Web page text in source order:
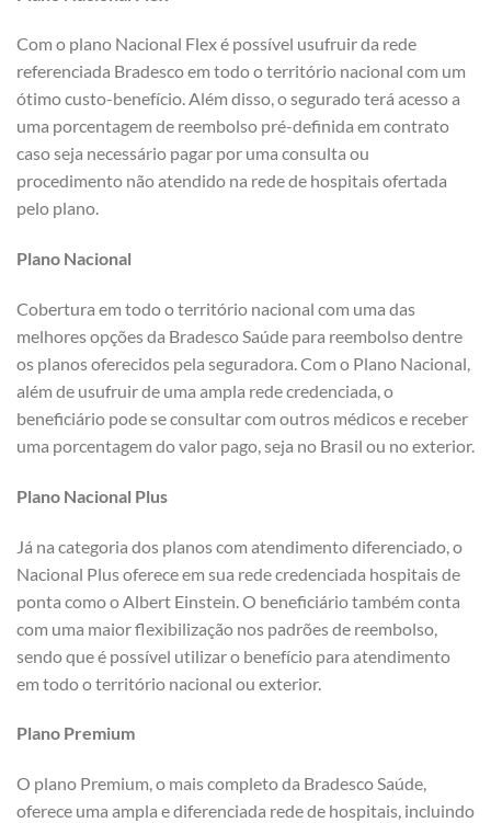
Com o plano Nacional Flex é possível usufruir da rede
referenciada Bradesco em todo o território nacional com um
ótimo custo-benefício. Além disso, o segurado terá acesso a
uma porcentagem de reembolso pré-definida em contrato
caso seja necessário pagar por uma consulta ou
procedimento não atendido na rede de hospitais ofertada
pelo plano.
Plano Nacional
Cobertura em todo o território nacional com uma das
melhores opções da Bradesco Saúde para reembolso dentre
os planos oferecidos pela seguradora. Com o Plano Nacional,
além de usufruir de uma ampla rede credenciada, o
beneficiário pode se consultar com outros médicos e receber
uma porcentagem do valor pago, seja no Brasil ou no exterior.
Plano Nacional Plus
Já na categoria dos planos com atendimento diferenciado, o
Nacional Plus oferece em sua rede credenciada hospitais de
ponta como o Albert Einstein. O beneficiário também conta
com uma maior flexibilização nos padrões de reembolso,
sendo que é possível utilizar o benefício para atendimento
em todo o território nacional ou exterior.
Plano Premium
O plano Premium, o mais completo da Bradesco Saúde,
oferece uma ampla e diferenciada rede de hospitais, incluindo